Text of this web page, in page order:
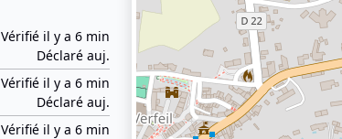
Vérifié il y a 6 min
Déclaré auj.
Vérifié il y a 6 min
Déclaré auj.
Vérifié il y a 6 min